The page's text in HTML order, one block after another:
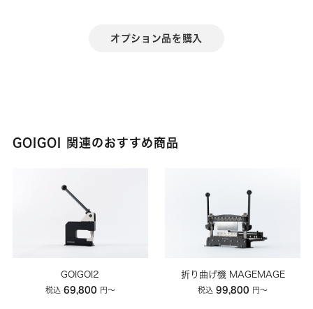
オプション品を購入
GOIGOI 関連のおすすめ商品
GOIGOI2
税込 69,800 円〜
折り曲げ機 MAGEMAGE
税込 99,800 円〜